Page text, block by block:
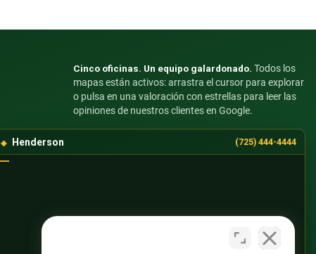
Cinco oficinas. Un equipo galardonado. Todos los
mapas están activos: arrastra el cursor para explorar
o pulsa en una valoración con estrellas para leer las
opiniones de nuestros clientes en Google.
Henderson (725) 444-4444